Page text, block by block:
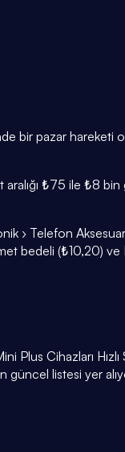
bir pazar
aralığı ₺75 ile ₺8
› Telefon
bedeli (₺10,20) ve
Plus Cihazları
güncel listesi yer